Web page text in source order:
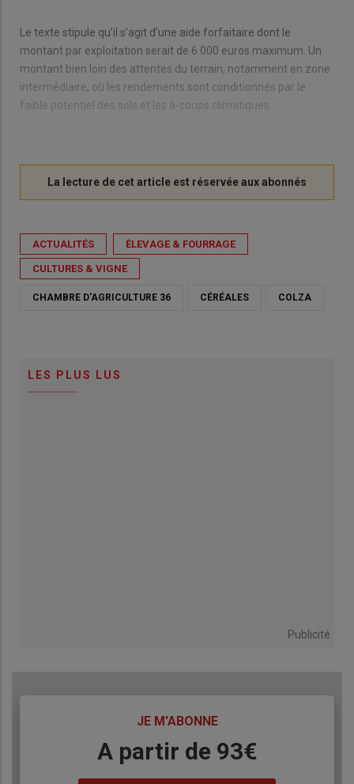
Le texte stipule qu’il s’agit d’une aide forfaitaire dont le
montant par exploitation serait de 6 000 euros maximum. Un
montant bien loin des attentes du terrain, notamment en zone
intermédiaire, où les rendements sont conditionnés par le
faible potentiel des sols et les à-coups climatiques.
ACTUALITÉS ÉLEVAGE & FOURRAGE
CULTURES & VIGNE
CHAMBRE D'AGRICULTURE 36 CÉRÉALES COLZA
LES PLUS LUS
Publicité
JE M'ABONNE
A partir de 93€